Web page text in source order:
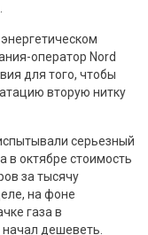
оператор Nord
для того, чтобы
вторую нитку
серьезный
в октябре стоимость
за тысячу
на фоне
газа в
дешеветь.